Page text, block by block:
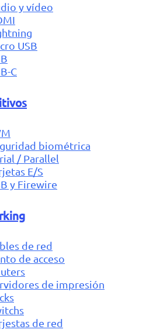
y vídeo
USB
C
biométrica
/ Parallel
E/S
y Firewire
de red
de acceso
de impresión
de red